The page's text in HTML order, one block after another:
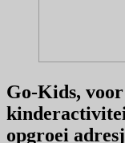
Go-Kids,
opgroei